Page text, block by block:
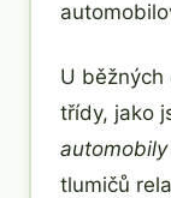
U
třídy, jako
tlumičů